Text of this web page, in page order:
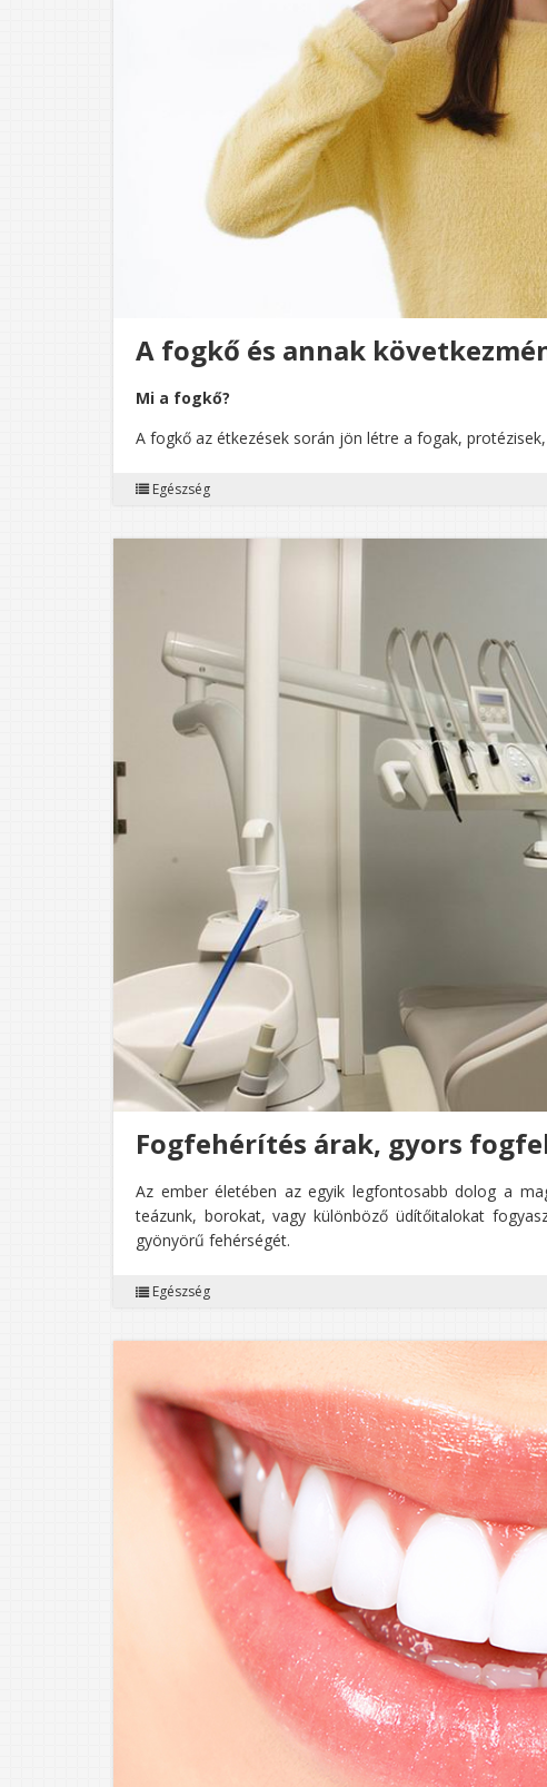
A fogkő és annak
Mi a fogkő?
A fogkő az étkezések során jön létre a fogak,
Egészség
Fogfehérítés árak, gyors
Az ember életében az egyik legfontosabb dolog a
teázunk, borokat, vagy különböző üdítőitalokat
gyönyörű fehérségét.
Egészség